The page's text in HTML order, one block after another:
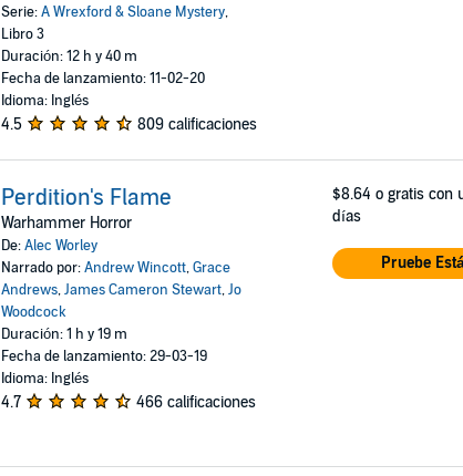
Serie:A Wrexford & Sloane Mystery,
Libro 3
Duración: 12 h y 40 m
Fecha de lanzamiento: 11-02-20
Idioma: Inglés
4.5 809 calificaciones
Perdition's Flame
Warhammer Horror
De:Alec Worley
Narrado por:Andrew Wincott,Grace
Andrews,James Cameron Stewart,Jo
Woodcock
Duración: 1 h y 19 m
Fecha de lanzamiento: 29-03-19
Idioma: Inglés
4.7 466 calificaciones
$8.64 o gratis con
días
Pruebe